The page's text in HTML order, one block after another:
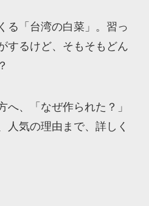
る「台湾の白菜」。習っ
するけど、そもそもどん
へ、「なぜ作られた？」
人気の理由まで、詳しく